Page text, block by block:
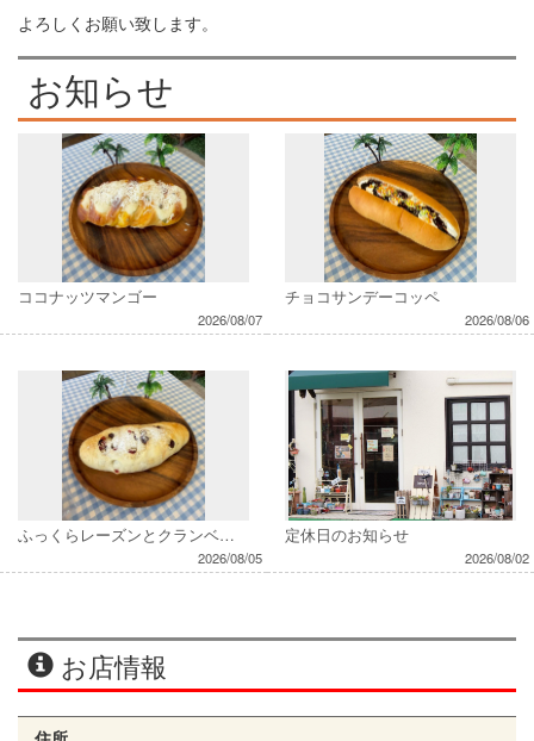
よろしくお願い致します。
お知らせ
ココナッツマンゴー
2026/08/07
チョコサンデーコッペ
2026/08/06
ふっくらレーズンとクランベリー
2026/08/05
定休日のお知らせ
2026/08/02
お店情報